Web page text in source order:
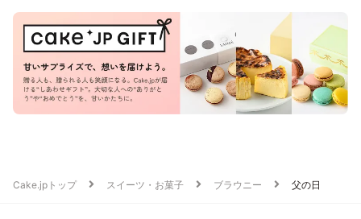
Cake.jpトップ スイーツ・お菓子 ブラウニー 父の日